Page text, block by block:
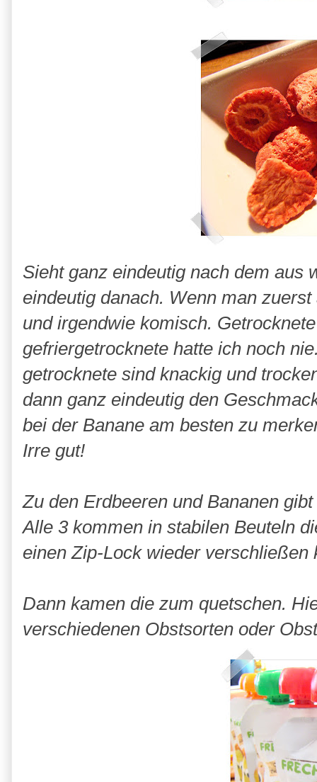
Sieht ganz eindeutig nach dem aus
eindeutig danach. Wenn man
und irgendwie komisch.
gefriergetrocknete hatte ich noch
getrocknete sind knackig und
dann ganz eindeutig den
bei der Banane am besten zu
Irre gut!
Zu den Erdbeeren und Bananen
Alle 3 kommen in stabilen Beuteln
einen Zip-Lock wieder verschließen
Dann kamen die zum quetschen.
verschiedenen Obstsorten oder